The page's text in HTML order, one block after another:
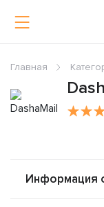
Главная
Информация